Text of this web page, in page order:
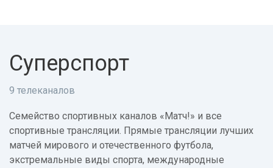
Суперспорт
9 телеканалов
Семейство спортивных каналов «Матч!» и все
спортивные трансляции. Прямые трансляции лучших
матчей мирового и отечественного футбола,
экстремальные виды спорта, международные